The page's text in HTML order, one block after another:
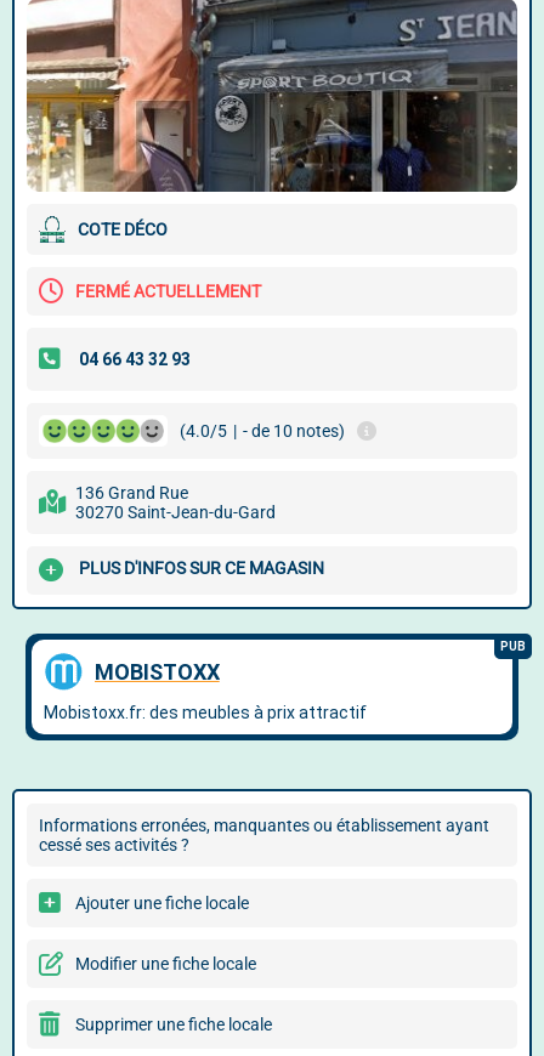
COTE DÉCO
FERMÉ ACTUELLEMENT
(4.0/5 | - de 10 notes)
136 Grand Rue
30270 Saint-Jean-du-Gard
PLUS D'INFOS SUR CE MAGASIN
Informations erronées, manquantes ou établissement ayant
cessé ses activités ?
Ajouter une fiche locale
Modifier une fiche locale
Supprimer une fiche locale